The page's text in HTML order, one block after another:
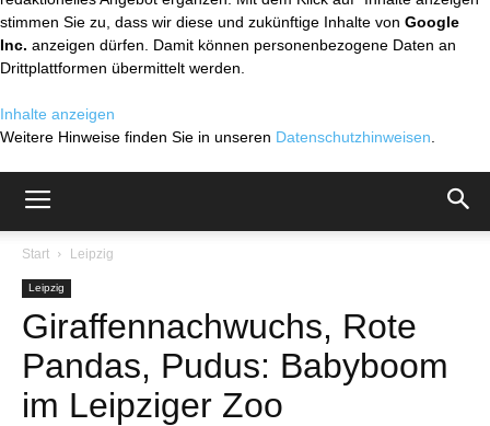
stimmen Sie zu, dass wir diese und zukünftige Inhalte von Google
Inc. anzeigen dürfen. Damit können personenbezogene Daten an
Drittplattformen übermittelt werden.
Inhalte anzeigen
Weitere Hinweise finden Sie in unseren Datenschutzhinweisen
Start Leipzig
Leipzig
Giraffennachwuchs, Rote
Pandas, Pudus: Babyboom
im Leipziger Zoo